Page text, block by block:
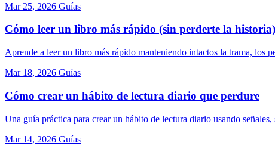
Mar 25, 2026 Guías
Cómo leer un libro más rápido (sin perderte la historia)
Aprende a leer un libro más rápido manteniendo intactos la trama, los
Mar 18, 2026 Guías
Cómo crear un hábito de lectura diario que perdure
Una guía práctica para crear un hábito de lectura diario usando
Mar 14, 2026 Guías